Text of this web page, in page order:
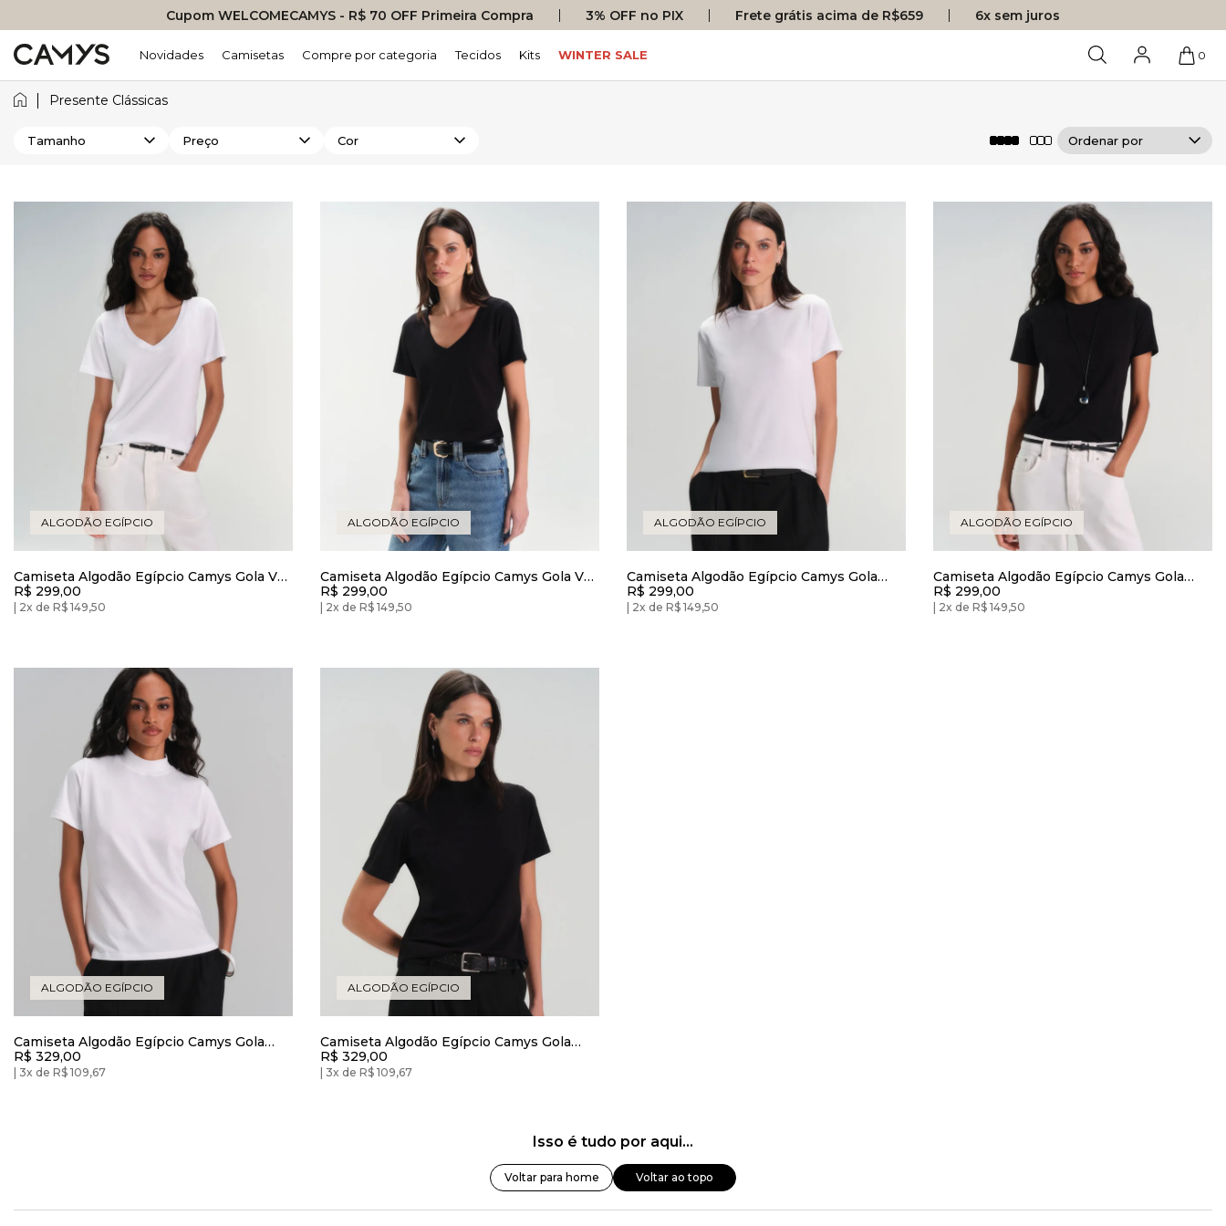
Cupom WELCOMECAMYS - R$ 70 OFF Primeira Compra 3% OFF no PIX Frete grátis acima de R$659 6x sem juros
Novidades Camisetas Compre por categoria Tecidos Kits WINTER SALE 0
Presente Clássicas
Cor
Tamanho Preço
ALGODÃO EGÍPCIO
Camiseta Algodão Egípcio Camys Gola V
Branca
R$ 299,00
2x de R$ 149,50
ALGODÃO EGÍPCIO
Camiseta Algodão Egípcio Camys Gola V
Preto
R$ 299,00
2x de R$ 149,50
ALGODÃO EGÍPCIO
Camiseta Algodão Egípcio Camys Gola
Redonda Branca
R$ 299,00
2x de R$ 149,50
ALGODÃO EGÍPCIO
Camiseta Algodão Egípcio Camys Gola
Redonda Preto
R$ 299,00
2x de R$ 149,50
ALGODÃO EGÍPCIO
Camiseta Algodão Egípcio Camys Gola
Alta Branca
R$ 329,00
3x de R$ 109,67
ALGODÃO EGÍPCIO
Camiseta Algodão Egípcio Camys Gola
Alta Preto
R$ 329,00
3x de R$ 109,67
Isso é tudo por aqui...
Voltar para home Voltar ao topo